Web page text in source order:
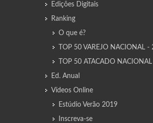
Edições Digitais
Ranking
O que é?
TOP 50 VAREJO NACIONAL -
TOP 50 ATACADO
Ed. Anual
Vídeos Online
Estúdio Verão 2019
Inscreva-se